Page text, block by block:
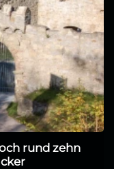
rund zehn